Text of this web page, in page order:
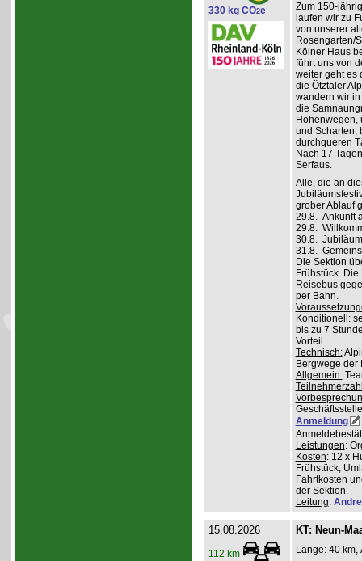
330 kg CO2e
Zum 150-
laufen wir zu
von unserer
Rosengarten/
Kölner Haus
führt uns von
weiter geht es
die Ötztaler
wandern wir
die
Höhenwegen,
und Scharten,
durchqueren
Nach 17
Serfaus.
Alle, die an
grober Ablauf
29.8. Ankunft
29.8.
30.8.
31.8.
Die Sektion
Frühstück.
Reisebus
per Bahn.
Konditionell:
bis zu 7
Vorteil
Technisch:
Bergwege
Allgemein:
Anmeldung
Leistungen:
Kosten: 12 x
Frühstück,
Fahrtkosten
der Sektion.
Leitung:
15.08.2026
112 km
KT: Neun-
Länge: 40 km,